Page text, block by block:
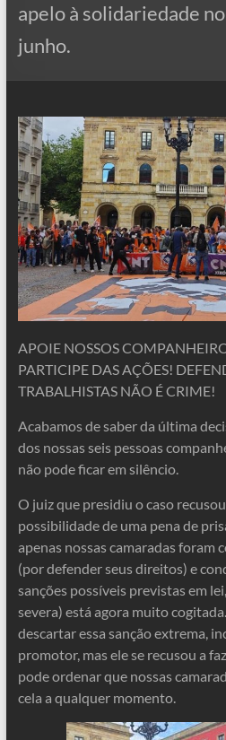
apelo à solidariedade
junho.
APOIE NOSSOS
PARTICIPE DAS AÇÕES!
TRABALHISTAS NÃO É CRIME!
Acabamos de saber da última
dos nossas seis pessoas
não pode ficar em silêncio.
O juiz que presidiu o caso
possibilidade de uma pena de
apenas nossas camaradas foram
(por defender seus direitos) e
sanções possíveis previstas em
severa) está agora muito
descartar essa sanção extrema,
promotor, mas ele se recusou a
pode ordenar que nossas
cela a qualquer momento.